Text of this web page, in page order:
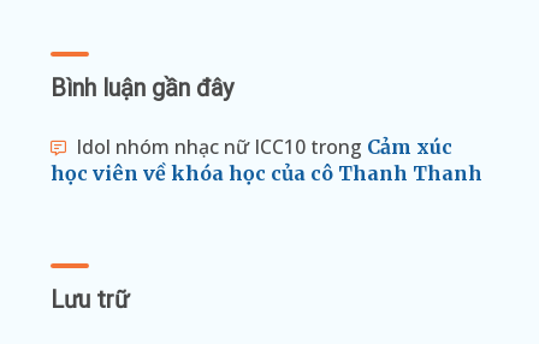
Bình luận gần đây
Idol nhóm nhạc nữ ICC10 trong Cảm xúc
học viên về khóa học của cô Thanh Thanh
Lưu trữ